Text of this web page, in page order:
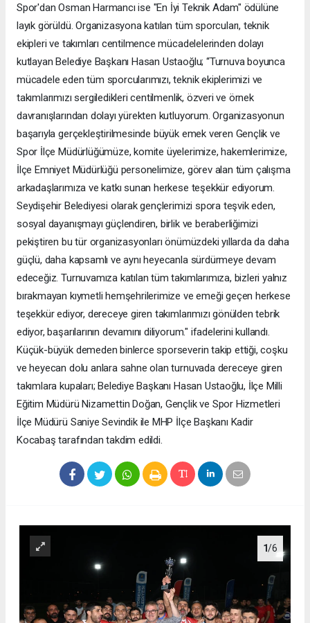
Spor'dan Osman Harmancı ise "En İyi Teknik Adam" ödülüne
layık görüldü. Organizasyona katılan tüm sporcuları, teknik
ekipleri ve takımları centilmence mücadelelerinden dolayı
kutlayan Belediye Başkanı Hasan Ustaoğlu; “Turnuva boyunca
mücadele eden tüm sporcularımızı, teknik ekiplerimizi ve
takımlarımızı sergiledikleri centilmenlik, özveri ve örnek
davranışlarından dolayı yürekten kutluyorum. Organizasyonun
başarıyla gerçekleştirilmesinde büyük emek veren Gençlik ve
Spor İlçe Müdürlüğümüze, komite üyelerimize, hakemlerimize,
İlçe Emniyet Müdürlüğü personelimize, görev alan tüm çalışma
arkadaşlarımıza ve katkı sunan herkese teşekkür ediyorum.
Seydişehir Belediyesi olarak gençlerimizi spora teşvik eden,
sosyal dayanışmayı güçlendiren, birlik ve beraberliğimizi
pekiştiren bu tür organizasyonları önümüzdeki yıllarda da daha
güçlü, daha kapsamlı ve aynı heyecanla sürdürmeye devam
edeceğiz. Turnuvamıza katılan tüm takımlarımıza, bizleri yalnız
bırakmayan kıymetli hemşehrilerimize ve emeği geçen herkese
teşekkür ediyor, dereceye giren takımlarımızı gönülden tebrik
ediyor, başarılarının devamını diliyorum." ifadelerini kullandı.
Küçük-büyük demeden binlerce sporseverin takip ettiği, coşku
ve heyecan dolu anlara sahne olan turnuvada dereceye giren
takımlara kupaları; Belediye Başkanı Hasan Ustaoğlu, İlçe Milli
Eğitim Müdürü Nizamettin Doğan, Gençlik ve Spor Hizmetleri
İlçe Müdürü Saniye Sevindik ile MHP İlçe Başkanı Kadir
Kocabaş tarafından takdim edildi.
1/6